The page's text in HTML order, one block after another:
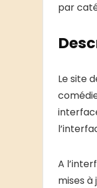
par
Le site
A
mises